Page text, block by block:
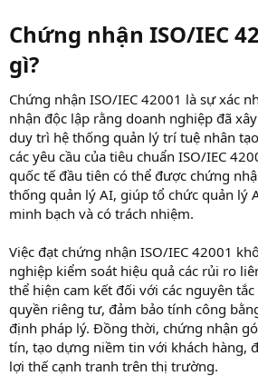
Chứng nhận ISO/IEC
gì?
Chứng nhận ISO/IEC 42001 là sự xác
nhận độc lập rằng doanh nghiệp đã
duy trì hệ thống quản lý trí tuệ nhân
các yêu cầu của tiêu chuẩn ISO/IEC
quốc tế đầu tiên có thể được chứng
thống quản lý AI, giúp tổ chức quản lý
minh bạch và có trách nhiệm.
Việc đạt chứng nhận ISO/IEC 42001
nghiệp kiểm soát hiệu quả các rủi ro
thể hiện cam kết đối với các nguyên
quyền riêng tư, đảm bảo tính công
định pháp lý. Đồng thời, chứng nhận
tín, tạo dựng niềm tin với khách hàng,
lợi thế cạnh tranh trên thị trường.